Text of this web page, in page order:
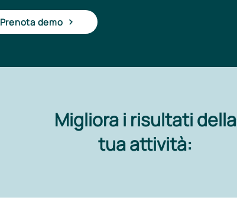
Prenota demo
Migliora i risultati della
tua attività: